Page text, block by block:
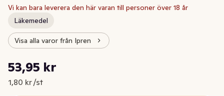
Vi kan bara leverera den här varan till personer över 18 år
Läkemedel
Visa alla varor från Ipren
Nuvarande pris är: 53,95 kr
53,95 kr
1,80 kr /st
Styckpris: 1,80 kr /st